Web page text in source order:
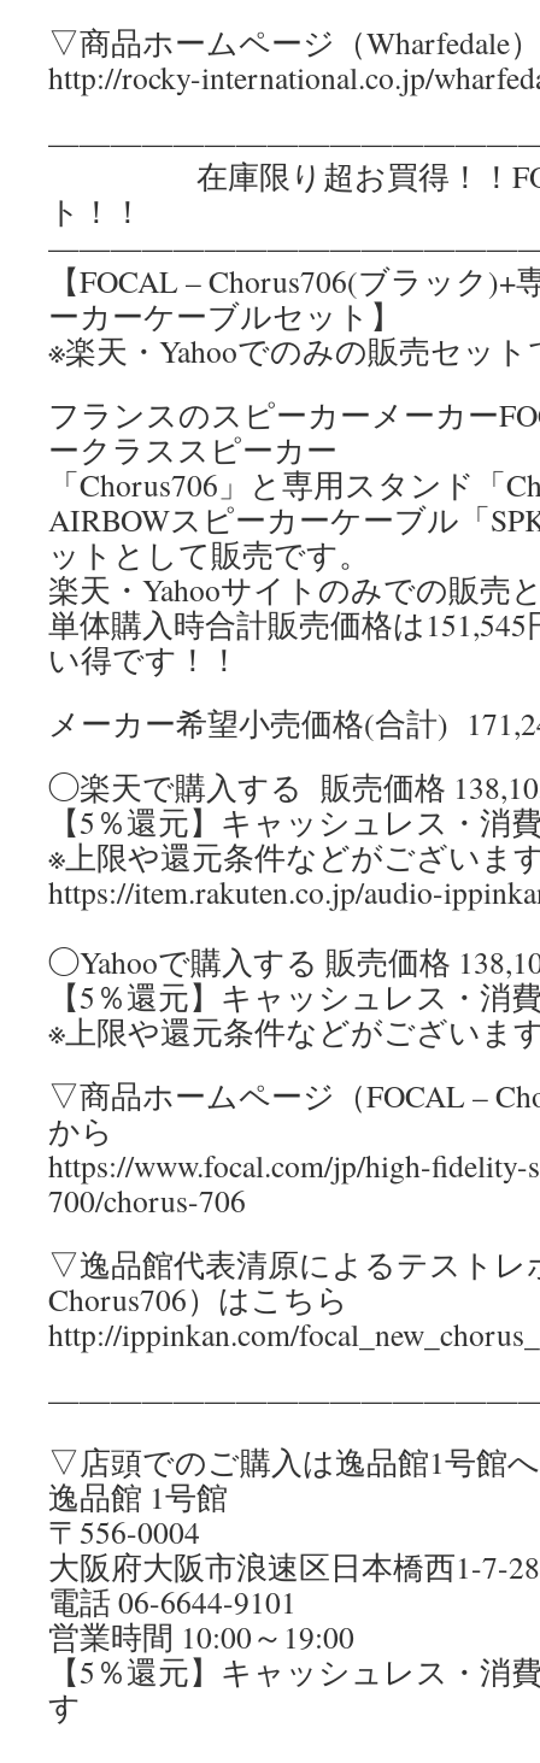
▽商品ホームページ（Wharfedale
http://rocky-international.co.jp/
在庫限り超お買得！！
ト！！
【FOCAL – Chorus706(ブラック
ーカーケーブルセット】
※楽天・Yahooでのみの販売セッ
フランスのスピーカーメーカー
ークラススピーカー
「Chorus706」と専用スタンド「
AIRBOWスピーカーケーブル「
ットとして販売です。
楽天・Yahooサイトのみでの販売
単体購入時合計販売価格は
い得です！！
メーカー希望小売価格(合計)
◯楽天で購入する 販売価格
【5％還元】キャッシュレス・消
※上限や還元条件などがございま
https://item.rakuten.co.jp/audio-
◯Yahooで購入する 販売価格
【5％還元】キャッシュレス・消
※上限や還元条件などがございま
▽商品ホームページ（FOCAL –
から
https://www.focal.com/jp/high-fidelity-
700/chorus-706
▽逸品館代表清原によるテストレ
Chorus706）はこちら
http://ippinkan.com/
▽店頭でのご購入は逸品館1号館
逸品館 1号館
〒556-0004
大阪府大阪市浪速区日本橋西1-7-
電話 06-6644-9101
営業時間 10:00～19:00
【5％還元】キャッシュレス・消
す